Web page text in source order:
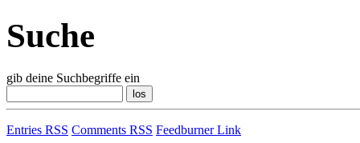
Suche
gib deine Suchbegriffe ein
Entries RSS Comments RSS Feedburner Link